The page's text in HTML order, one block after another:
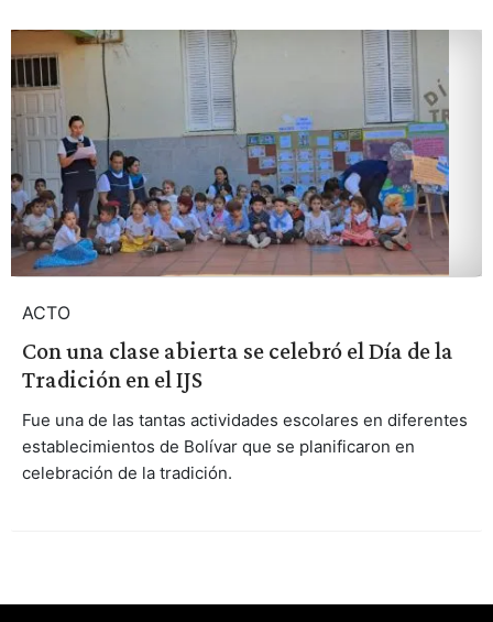
ACTO
Con una clase abierta se celebró el Día de la
Tradición en el IJS
Fue una de las tantas actividades escolares en diferentes
establecimientos de Bolívar que se planificaron en
celebración de la tradición.